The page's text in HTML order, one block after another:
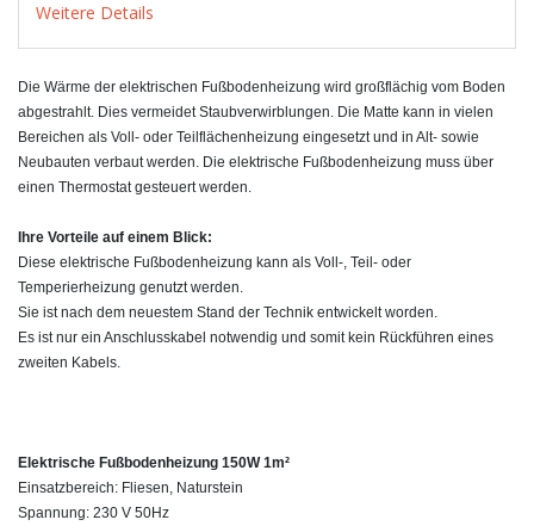
Weitere Details
Die Wärme der elektrischen Fußbodenheizung wird großflächig vom Boden
abgestrahlt. Dies vermeidet Staubverwirblungen. Die Matte kann in vielen
Bereichen als Voll- oder Teilflächenheizung eingesetzt und in Alt- sowie
Neubauten verbaut werden. Die elektrische Fußbodenheizung muss über
einen Thermostat gesteuert werden.
Ihre Vorteile auf einem Blick:
Diese elektrische Fußbodenheizung kann als Voll-, Teil- oder
Temperierheizung genutzt werden.
Sie ist nach dem neuestem Stand der Technik entwickelt worden.
Es ist nur ein Anschlusskabel notwendig und somit kein Rückführen eines
zweiten Kabels.
Elektrische Fußbodenheizung 150W 1m²
Einsatzbereich: Fliesen, Naturstein
Spannung: 230 V 50Hz